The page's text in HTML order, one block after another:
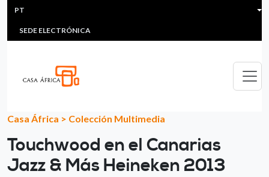
Passar para o conteúdo principal
HEADER MENU
MULTIMEDIA
SEDE ELECTRÓNICA
PT
Casa África > Colección Multimedia
Touchwood en el Canarias
Jazz & Más Heineken 2013